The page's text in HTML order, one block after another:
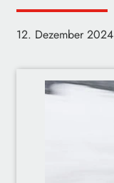
12. Dezember 2024